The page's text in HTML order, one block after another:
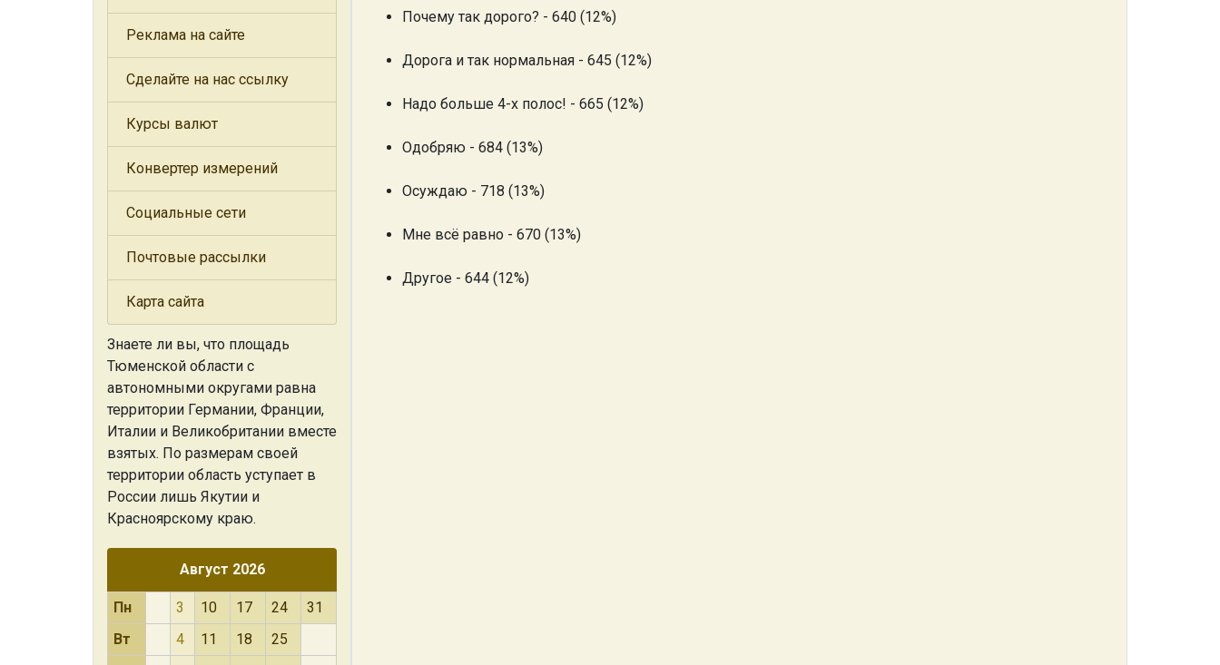
Почему так дорого? - 640 (12%)
Дорога и так нормальная - 645 (12%)
Надо больше 4-х полос! - 665 (12%)
Одобряю - 684 (13%)
Осуждаю - 718 (13%)
Мне всё равно - 670 (13%)
Другое - 644 (12%)
Реклама на сайте
Сделайте на нас ссылку
Курсы валют
Конвертер измерений
Социальные сети
Почтовые рассылки
Карта сайта
Знаете ли вы, что площадь
Тюменской области с
автономными округами равна
территории Германии, Франции,
Италии и Великобритании вместе
взятых. По размерам своей
территории область уступает в
России лишь Якутии и
Красноярскому краю.
Август 2026
Пн 3 10 17 24
31
Вт
4 11 18
25